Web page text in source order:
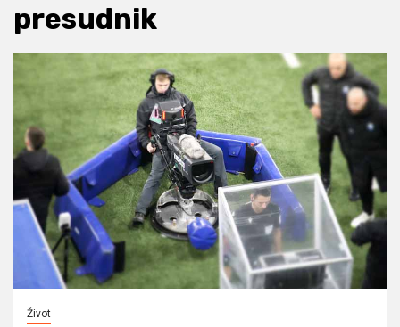
presudnik
Život